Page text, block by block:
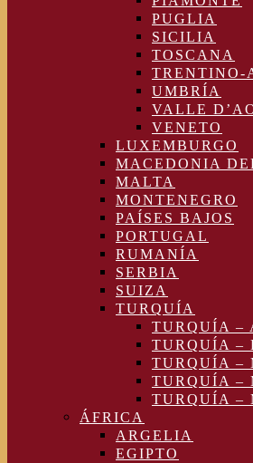
PUGLIA
SICILIA
TOSCANA
TRENTINO-
UMBRÍA
VALLE
VENETO
LUXEMBURGO
MACEDONIA
MALTA
MONTENEGRO
PAÍSES BAJOS
PORTUGAL
RUMANÍA
SERBIA
SUIZA
TURQUÍA
TURQUÍA –
TURQUÍA –
TURQUÍA –
TURQUÍA –
TURQUÍA –
ÁFRICA
ARGELIA
EGIPTO